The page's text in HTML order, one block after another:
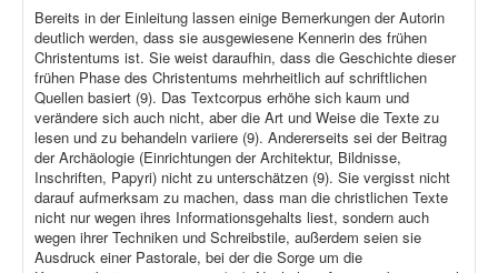
Bereits in der Einleitung lassen einige Bemerkungen der Autorin
deutlich werden, dass sie ausgewiesene Kennerin des frühen
Christentums ist. Sie weist daraufhin, dass die Geschichte dieser
frühen Phase des Christentums mehrheitlich auf schriftlichen
Quellen basiert (9). Das Textcorpus erhöhe sich kaum und
verändere sich auch nicht, aber die Art und Weise die Texte zu
lesen und zu behandeln variiere (9). Andererseits sei der Beitrag
der Archäologie (Einrichtungen der Architektur, Bildnisse,
Inschriften, Papyri) nicht zu unterschätzen (9). Sie vergisst nicht
darauf aufmerksam zu machen, dass man die christlichen Texte
nicht nur wegen ihres Informationsgehalts liest, sondern auch
wegen ihrer Techniken und Schreibstile, außerdem seien sie
Ausdruck einer Pastorale, bei der die Sorge um die